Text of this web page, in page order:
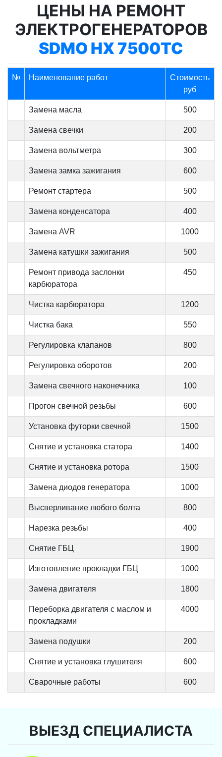
ЦЕНЫ НА РЕМОНТ
ЭЛЕКТРОГЕНЕРАТОРОВ
SDMO HX 7500TC
№ Наименование работ
Стоимость
руб
Замена масла 500
Замена свечки 200
Замена вольтметра 300
Замена замка зажигания 600
Ремонт стартера 500
Замена конденсатора 400
Замена AVR 1000
Замена катушки зажигания 500
Ремонт привода заслонки
карбюратора
450
Чистка карбюратора 1200
Чистка бака 550
Регулировка клапанов 800
Регулировка оборотов 200
Замена свечного наконечника 100
Прогон свечной резьбы 600
Установка футорки свечной 1500
Снятие и установка статора 1400
Снятие и установка ротора 1500
Замена диодов генератора 1000
Высверливание любого болта 800
Нарезка резьбы 400
Снятие ГБЦ 1900
Изготовление прокладки ГБЦ 1000
Замена двигателя 1800
Переборка двигателя с маслом и
прокладками
4000
Замена подушки 200
Снятие и установка глушителя 600
Сварочные работы 600
ВЫЕЗД СПЕЦИАЛИСТА